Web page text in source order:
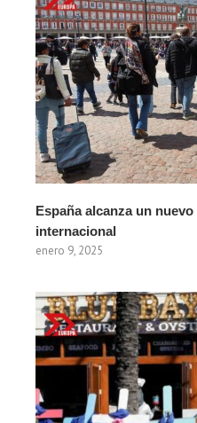
España alcanza un
internacional
enero 9, 2025